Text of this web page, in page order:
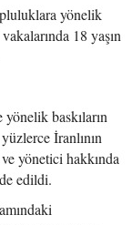
yönelik
18 yaşın
baskıların
İranlının
yönetici hakkında
edildi.